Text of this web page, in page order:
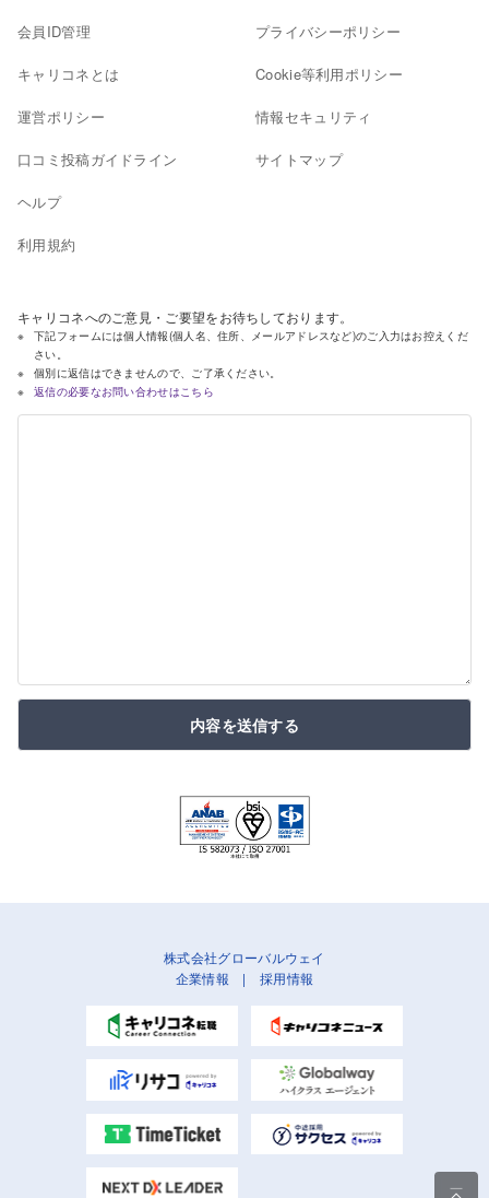
会員ID管理
キャリコネとは
運営ポリシー
口コミ投稿ガイドライン
ヘルプ
利用規約
プライバシーポリシー
Cookie等利用ポリシー
情報セキュリティ
サイトマップ
キャリコネへのご意見・ご要望をお待ちしております。
下記フォームには個人情報(個人名、住所、メールアドレスなど)のご入力はお控えくだ
さい。
個別に返信はできませんので、ご了承ください。
返信の必要なお問い合わせはこちら
内容を送信する
株式会社グローバルウェイ
企業情報 | 採用情報
